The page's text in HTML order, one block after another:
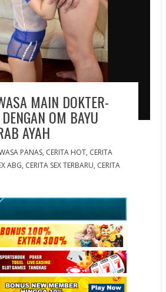
MAIN DOKTER-
OM BAYU
AYAH
PANAS, CERITA HOT, CERITA
ABG, CERITA SEX TERBARU, CERITA